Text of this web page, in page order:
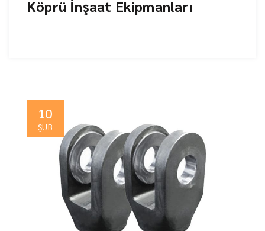
Köprü İnşaat Ekipmanları
10
ŞUB